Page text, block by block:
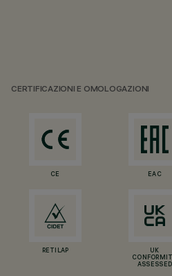
CERTIFICAZIONI E OMOLOGAZIONI
CE EAC
RETILAP
UK
ASSESSED